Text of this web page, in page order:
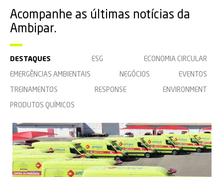
Acompanhe as últimas notícias da
Ambipar.
DESTAQUES ESG ECONOMIA CIRCULAR
EMERGÊNCIAS AMBIENTAIS NEGÓCIOS EVENTOS
TREINAMENTOS RESPONSE ENVIRONMENT
PRODUTOS QUÍMICOS